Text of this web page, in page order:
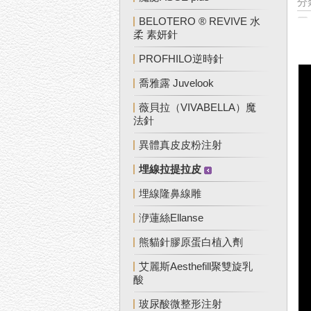
BELOTERO ® REVIVE 水
柔 素妍針
PROFHILO逆時針
喬雅露 Juvelook
薇貝拉（VIVABELLA）魔
法針
異體真皮皮粉注射
埋線拉提拉皮
埋線隆鼻線雕
洢蓮絲Ellanse
熊貓針膠原蛋白植入劑
艾麗斯Aesthefill聚雙旋乳
酸
玻尿酸微整形注射